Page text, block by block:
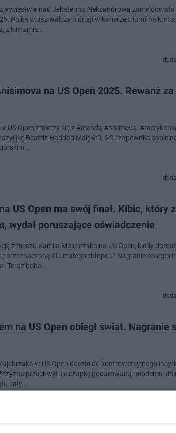
nad Jekateriną Aleksandrową zameldowała
Polka wciąż walczy o drugi w karierze triumf na
z kim zmie…
na US Open 2025. Rewanż za
US Open zmierzy się z Amandą Anisimovą.
Beatriz Haddad Maię 6:0, 6:3 i zapewniła sobie
…
US Open ma swój finał. Kibic, który
wydał poruszające oświadczenie
z meczu Kamila Majchrzaka na US Open, kiedy
przeznaczoną dla małego chłopca? Nagranie obiegło
Teraz boha…
na US Open obiegł świat. Nagranie
w US Open doszło do kontrowersyjnego
przechwytuje czapkę podarowaną młodemu
cały …